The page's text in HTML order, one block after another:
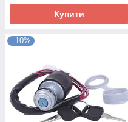
Купити
–10%